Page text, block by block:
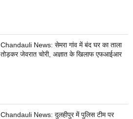
Chandauli News: सेमरा गांव में बंद घर का ताला
तोड़कर जेवरात चोरी, अज्ञात के खिलाफ एफआईआर
Chandauli News: दुलहीपुर में पुलिस टीम पर